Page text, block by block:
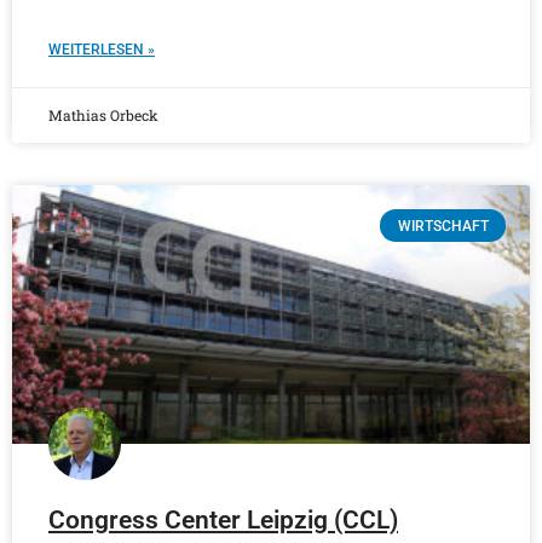
WEITERLESEN »
Mathias Orbeck
WIRTSCHAFT
Congress Center Leipzig (CCL)